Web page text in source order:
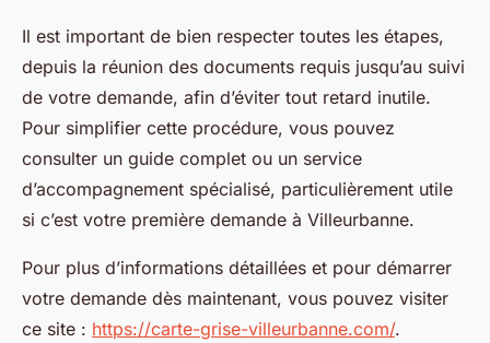
Il est important de bien respecter toutes les étapes,
depuis la réunion des documents requis jusqu’au suivi
de votre demande, afin d’éviter tout retard inutile.
Pour simplifier cette procédure, vous pouvez
consulter un guide complet ou un service
d’accompagnement spécialisé, particulièrement utile
si c’est votre première demande à Villeurbanne.
Pour plus d’informations détaillées et pour démarrer
votre demande dès maintenant, vous pouvez visiter
ce site : https://carte-grise-villeurbanne.com/.